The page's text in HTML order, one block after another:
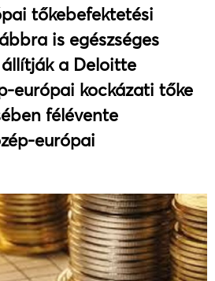
tőkebefektetési
is egészséges
a Deloitte
európai kockázati tőke
félévente
európai